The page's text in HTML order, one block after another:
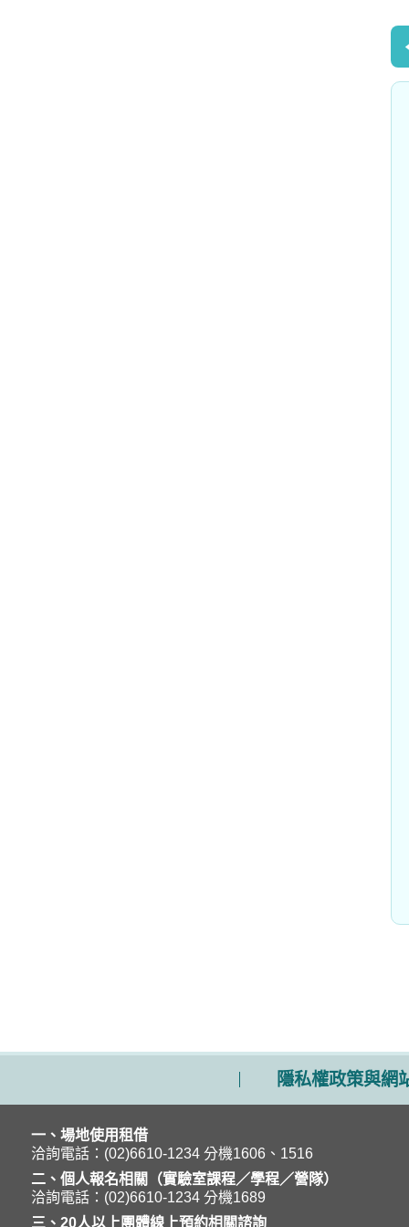
隱私權政策與網
一、場地使用租借
洽詢電話：(02)6610-1234 分機1606、1516
二、個人報名相關（實驗室課程／學程／營隊）
洽詢電話：(02)6610-1234 分機1689
三、20人以上團體線上預約相關諮詢